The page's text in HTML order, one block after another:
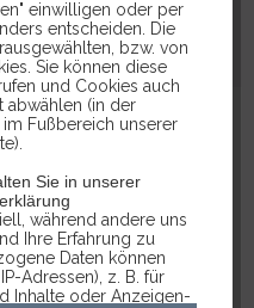
einwilligen oder per
entscheiden. Die
bzw. von
Sie können diese
und Cookies auch
abwählen (in der
Fußbereich unserer
Sie in unserer
während andere uns
Ihre Erfahrung zu
Daten können
Adressen), z. B. für
Inhalte oder Anzeigen-
MULTIMETER